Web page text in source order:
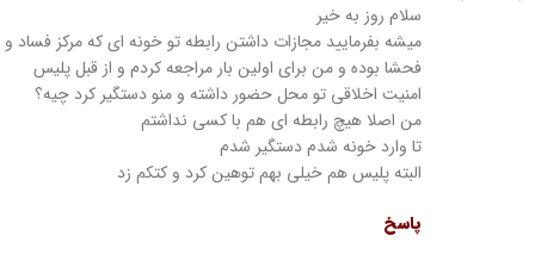
سلام روز به خیر
میشه بفرمایید مجازات داشتن رابطه تو خونه ای که مرکز فساد و
فحشا بوده و من برای اولین بار مراجعه کردم و از قبل پلیس
امنیت اخلاقی تو محل حضور داشته و منو دستگیر کرد چیه؟
من اصلا هیچ رابطه ای هم با کسی نداشتم
تا وارد خونه شدم دستگیر شدم
البته پلیس هم خیلی بهم توهین کرد و کتکم زد
پاسخ